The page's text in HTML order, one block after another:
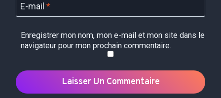
E-mail *
Enregistrer mon nom, mon e-mail et mon site dans le
navigateur pour mon prochain commentaire.